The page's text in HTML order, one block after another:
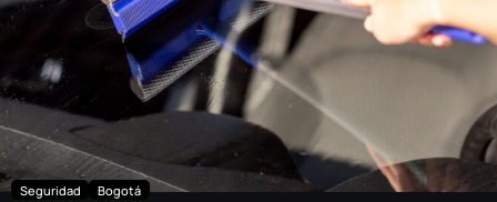
Seguridad Bogotá